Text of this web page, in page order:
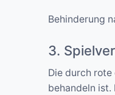
Behinderung
3.
Die durch
behandeln ist.